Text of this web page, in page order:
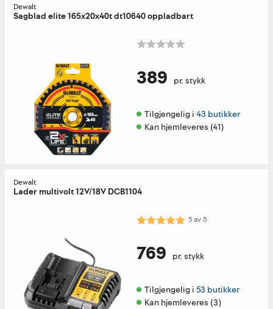
Dewalt
Sagblad elite 165x20x40t dt10640 oppladbart
389 pr. stykk
Tilgjengelig i 43 butikker
Kan hjemleveres (41)
Dewalt
Lader multivolt 12V/18V DCB1104
Karakter: 5.0 av 5 mulige
5av5
769 pr. stykk
Tilgjengelig i 53 butikker
Kan hjemleveres (3)